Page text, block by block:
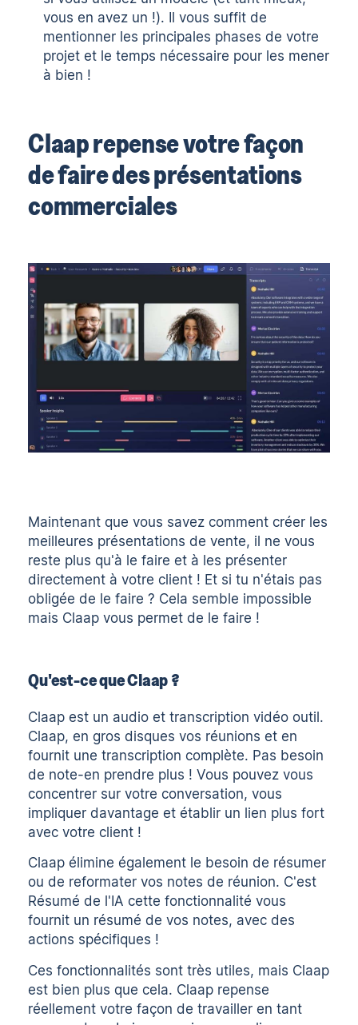
vous en avez un !). Il vous suffit de
mentionner les principales phases de votre
projet et le temps nécessaire pour les mener
à bien !
Claap repense votre façon
de faire des présentations
commerciales
Maintenant que vous savez comment créer les
meilleures présentations de vente, il ne vous
reste plus qu'à le faire et à les présenter
directement à votre client ! Et si tu n'étais pas
obligée de le faire ? Cela semble impossible
mais Claap vous permet de le faire !
Qu'est-ce que Claap ?
Claap est un audio ettranscription vidéo outil.
Claap, en gros disques vos réunions et en
fournit une transcription complète. Pas besoin
de note-en prendre plus ! Vous pouvez vous
concentrer sur votre conversation, vous
impliquer davantage et établir un lien plus fort
avec votre client !
Claap élimine également le besoin de résumer
ou de reformater vos notes de réunion. C'est
Résumé de l'IA cette fonctionnalité vous
fournit un résumé de vos notes, avec des
actions spécifiques !
Ces fonctionnalités sont très utiles, mais Claap
est bien plus que cela. Claap repense
réellement votre façon de travailler en tant